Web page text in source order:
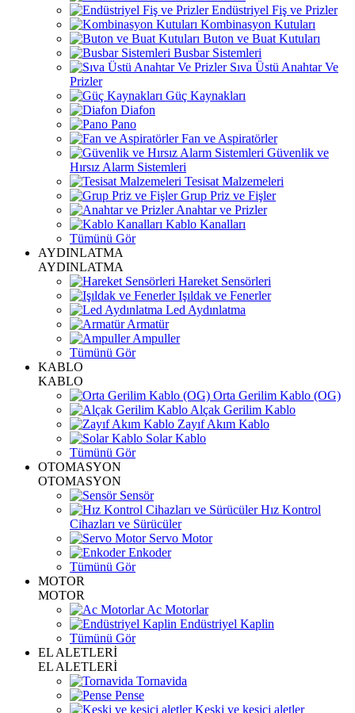
Endüstriyel Fiş ve Prizler
Kombinasyon Kutuları
Buton ve Buat Kutuları
Busbar Sistemleri
Sıva Üstü Anahtar Ve
Prizler
Güç Kaynakları
Diafon
Pano
Fan ve Aspiratörler
Güvenlik ve
Hırsız Alarm Sistemleri
Tesisat Malzemeleri
Grup Priz ve Fişler
Anahtar ve Prizler
Kablo Kanalları
Tümünü Gör
AYDINLATMA
AYDINLATMA
Hareket Sensörleri
Işıldak ve Fenerler
Led Aydınlatma
Armatür
Ampuller
Tümünü Gör
KABLO
KABLO
Orta Gerilim Kablo (OG)
Alçak Gerilim Kablo
Zayıf Akım Kablo
Solar Kablo
Tümünü Gör
OTOMASYON
OTOMASYON
Sensör
Hız Kontrol
Cihazları ve Sürücüler
Servo Motor
Enkoder
Tümünü Gör
MOTOR
MOTOR
Ac Motorlar
Endüstriyel Kaplin
Tümünü Gör
EL ALETLERİ
EL ALETLERİ
Tornavida
Pense
Keski ve kesici aletler